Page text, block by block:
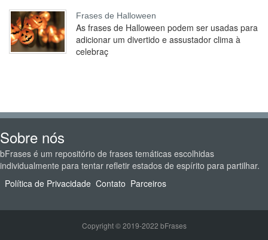
Frases de Halloween
As frases de Halloween podem ser usadas para
adicionar um divertido e assustador clima à
celebraç
Sobre nós
bFrases é um repositório de frases temáticas escolhidas
individualmente para tentar refletir estados de espírito para partilhar.
Política de Privacidade Contato Parceiros
Copyright © 2019-2022 bFrases